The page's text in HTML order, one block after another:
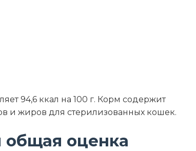
94,6 ккал на 100 г. Корм содержит
и жиров для стерилизованных кошек.
оценка